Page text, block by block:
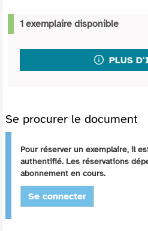
1 exemplaire disponible
PLUS
Se procurer le document
Pour réserver un exemplaire, il
authentifié. Les réservations
abonnement en cours.
Se connecter